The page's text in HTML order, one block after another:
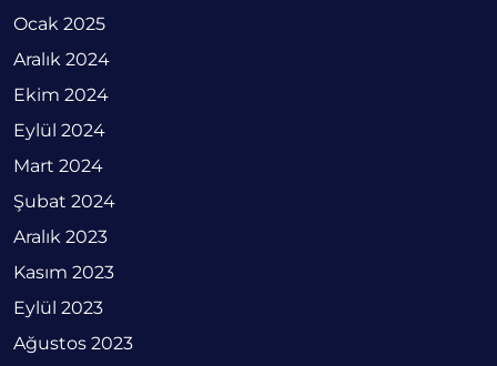
Ocak 2025
Aralık 2024
Ekim 2024
Eylül 2024
Mart 2024
Şubat 2024
Aralık 2023
Kasım 2023
Eylül 2023
Ağustos 2023